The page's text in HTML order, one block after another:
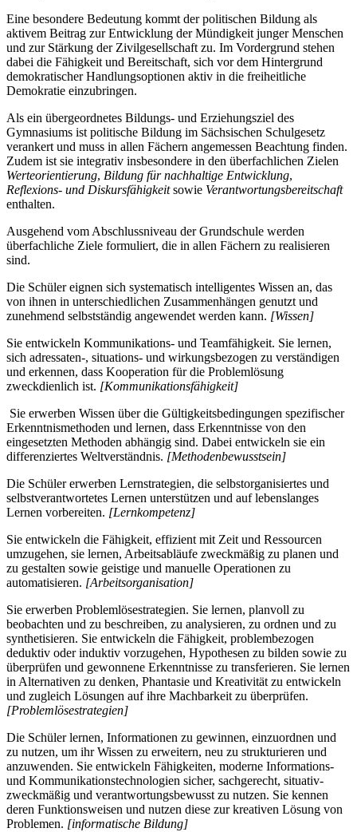
Eine besondere Bedeutung kommt der politischen Bildung als
aktivem Beitrag zur Entwicklung der Mündigkeit junger Menschen
und zur Stärkung der Zivilgesellschaft zu. Im Vordergrund stehen
dabei die Fähigkeit und Bereitschaft, sich vor dem Hintergrund
demokratischer Handlungsoptionen aktiv in die freiheitliche
Demokratie einzubringen.
Als ein übergeordnetes Bildungs- und Erziehungsziel des
Gymnasiums ist politische Bildung im Sächsischen Schulgesetz
verankert und muss in allen Fächern angemessen Beachtung finden.
Zudem ist sie integrativ insbesondere in den überfachlichen Zielen
Werteorientierung, Bildung für nachhaltige Entwicklung,
Reflexions- und Diskursfähigkeitsowie Verantwortungsbereitschaft
enthalten.
Ausgehend vom Abschlussniveau der Grundschule werden
überfachliche Ziele formuliert, die in allen Fächern zu realisieren
sind.
Die Schüler eignen sich systematisch intelligentes Wissen an, das
von ihnen in unterschiedlichen Zusammenhängen genutzt und
zunehmend selbstständig angewendet werden kann. [Wissen]
Sie entwickeln Kommunikations- und Teamfähigkeit. Sie lernen,
sich adressaten-, situations- und wirkungsbezogen zu verständigen
und erkennen, dass Kooperation für die Problemlösung
zweckdienlich ist. [Kommunikationsfähigkeit]
Sie erwerben Wissen über die Gültigkeitsbedingungen spezifischer
Erkenntnismethoden und lernen, dass Erkenntnisse von den
eingesetzten Methoden abhängig sind. Dabei entwickeln sie ein
differenziertes Weltverständnis. [Methodenbewusstsein]
Die Schüler erwerben Lernstrategien, die selbstorganisiertes und
selbstverantwortetes Lernen unterstützen und auf lebenslanges
Lernen vorbereiten. [Lernkompetenz]
Sie entwickeln die Fähigkeit, effizient mit Zeit und Ressourcen
umzugehen, sie lernen, Arbeitsabläufe zweckmäßig zu planen und
zu gestalten sowie geistige und manuelle Operationen zu
automatisieren. [Arbeitsorganisation]
Sie erwerben Problemlösestrategien. Sie lernen, planvoll zu
beobachten und zu beschreiben, zu analysieren, zu ordnen und zu
synthetisieren. Sie entwickeln die Fähigkeit, problembezogen
deduktiv oder induktiv vorzugehen, Hypothesen zu bilden sowie zu
überprüfen und gewonnene Erkenntnisse zu transferieren. Sie lernen
in Alternativen zu denken, Phantasie und Kreativität zu entwickeln
und zugleich Lösungen auf ihre Machbarkeit zu überprüfen.
[Problemlösestrategien]
Die Schüler lernen, Informationen zu gewinnen, einzuordnen und
zu nutzen, um ihr Wissen zu erweitern, neu zu strukturieren und
anzuwenden. Sie entwickeln Fähigkeiten, moderne Informations-
und Kommunikationstechnologien sicher, sachgerecht, situativ-
zweckmäßig und verantwortungsbewusst zu nutzen. Sie kennen
deren Funktionsweisen und nutzen diese zur kreativen Lösung von
Problemen. [informatische Bildung]